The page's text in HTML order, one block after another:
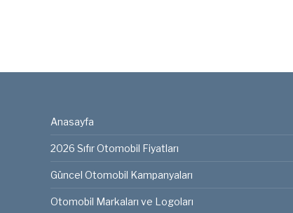
Anasayfa
2026 Sıfır Otomobil Fiyatları
Güncel Otomobil Kampanyaları
Otomobil Markaları ve Logoları